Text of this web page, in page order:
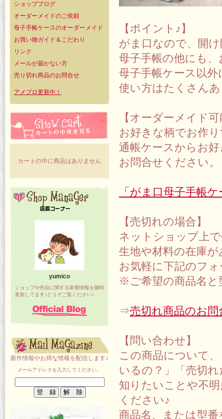
ショップブログ
オーダーメイドのご依頼
母子手帳ケースのオーダーメイド
お買い物ガイド＆こだわり
リンク
メールが届かない方
売り切れ商品のお問合せ
アメブロ更新中！
カートの中に商品はありません
yumico
ショップや作品に関する新着情報を随時
更新してます♪どうぞご覧ください♪
新作情報やお得な情報を配信します♪
メールアドレスを入力してください。
【ポイント♪】
がま口なので、開
母子手帳の他にも
母子手帳ケース以
使い方はたくさん
【オーダーメイド
お好きな柄でお作
通帳ケースからお
お問合せください。
「がま口母子手帳
【売切れの場合】
ネットショップ上
生地や材料の在庫
お気軽に下記のフ
※ご希望の商品名と
⇒売切れ商品のお
【問い合わせ】
この商品について
いるの？」「売切
知りたいことや不
ください♪
商品名、または型